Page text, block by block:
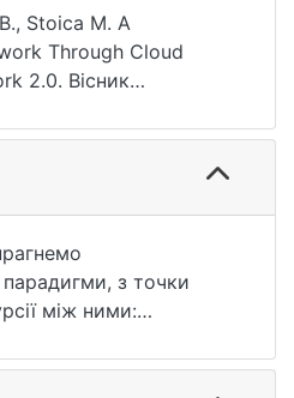
університету
Економіка,
1728-2667.2016/188-
Stoica M. A
Through Cloud
2.0. Вісник
Економіка. 2016.
DOI: 10.17721/1728-
of access:
парадигми, з точки
між ними:
– визначення